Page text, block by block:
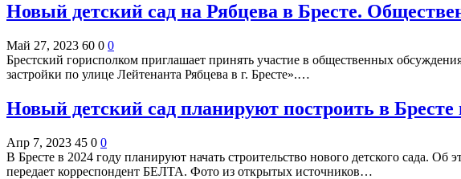
Новый детский сад на Рябцева в Бресте.
Май 27, 2023 60 0 0
Брестский горисполком приглашает принять участие в общественных
застройки по улице Лейтенанта Рябцева в г. Бресте».…
Новый детский сад планируют построить в Бресте
Апр 7, 2023 45 0 0
В Бресте в 2024 году планируют начать строительство нового детского сада.
передает корреспондент БЕЛТА. Фото из открытых источников…